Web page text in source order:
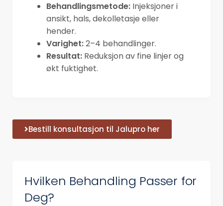
Behandlingsmetode: Injeksjoner i
ansikt, hals, dekolletasje eller
hender.
Varighet:2–4 behandlinger.
Resultat: Reduksjon av fine linjer og
økt fuktighet.
Bestill konsultasjon til Jalupro her
Hvilken Behandling Passer for
Deg?